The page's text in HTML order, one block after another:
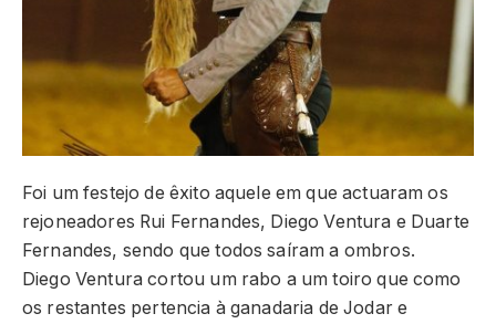
Foi um festejo de êxito aquele em que actuaram os
rejoneadores Rui Fernandes, Diego Ventura e Duarte
Fernandes, sendo que todos saíram a ombros.
Diego Ventura cortou um rabo a um toiro que como
os restantes pertencia à ganadaria de Jodar e